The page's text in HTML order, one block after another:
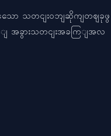
သေော သတငျးဝဘျဆိုကျတဈခုဖွ
နှင့ျ အခွားသတငျးအခကြျအလ